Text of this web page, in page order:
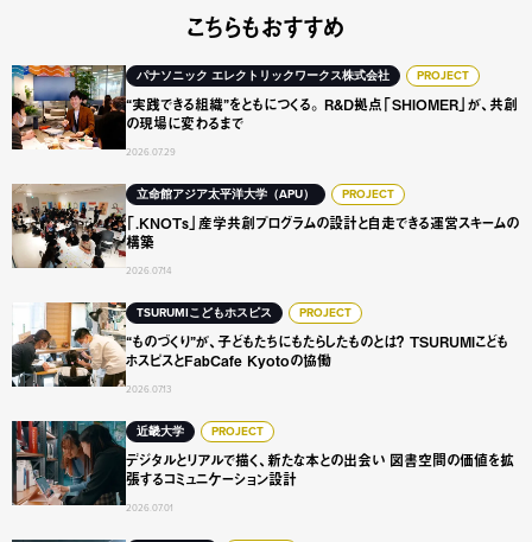
こちらもおすすめ
パナソニック エレクトリックワークス株式会社 PROJECT
“実践できる組織”をともにつくる。 R&D拠点「SHIOMER」が、共創
の現場に変わるまで
2026.07.29
“実践できる組織”をともにつくる。 R&D拠点「SHIOMER
立命館アジア太平洋大学（APU） PROJECT
「.KNOTs」産学共創プログラムの設計と自走できる運営スキームの
構築
2026.07.14
「.KNOTs」産学共創プログラムの設計と自走できる運営ス
TSURUMIこどもホスピス PROJECT
“ものづくり”が、子どもたちにもたらしたものとは？ TSURUMIこども
ホスピスとFabCafe Kyotoの協働
2026.07.13
“ものづくり”が、子どもたちにもたらしたものとは？
近畿大学 PROJECT
デジタルとリアルで描く、新たな本との出会い 図書空間の価値を拡
張するコミュニケーション設計
2026.07.01
デジタルとリアルで描く、新たな本との出会い 図書空間の